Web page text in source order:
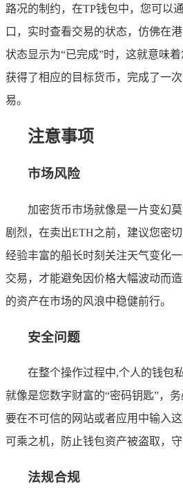
路况的制约，在TP钱包中，您可以
口，实时查看交易的状态，仿佛在
状态显示为“已完成”时，这就意味
获得了相应的目标货币，完成了一
易。
注意事项
市场风险
加密货币市场就像是一片变幻
剧烈，在卖出ETH之前，建议您密
经验丰富的船长时刻关注天气变化
交易，才能避免因价格大幅波动而
的资产在市场的风浪中稳健前行。
安全问题
在整个操作过程中,个人的钱包
就像是您数字财富的“密码钥匙”，
要在不可信的网站或者应用中输入
可乘之机，防止钱包资产被盗取，
法规合规